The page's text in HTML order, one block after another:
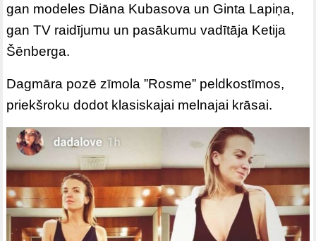
gan modeles Diāna Kubasova un Ginta Lapiņa,
gan TV raidījumu un pasākumu vadītāja Ketija
Šēnberga.
Dagmāra pozē zīmola ”Rosme” peldkostīmos,
priekšroku dodot klasiskajai melnajai krāsai.